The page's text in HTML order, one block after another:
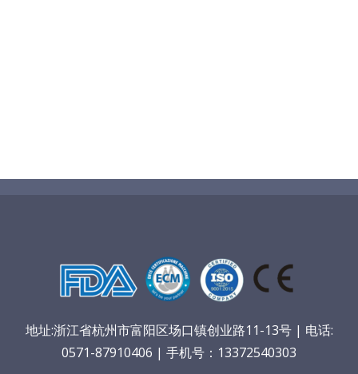
地址:浙江省杭州市富阳区场口镇创业路11-13号 | 电话:
0571-87910406 | 手机号：13372540303